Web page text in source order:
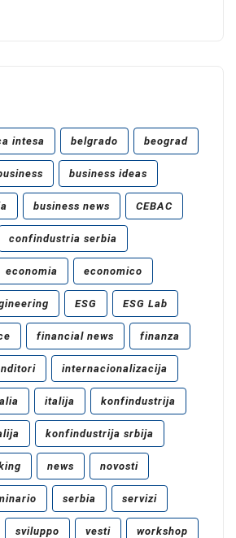
intesa belgrado beograd
business ideas
business news CEBAC
confindustria serbia
economia economico
ESG ESG Lab
financial news finanza
internacionalizacija
italija konfindustrija
konfindustrija srbija
news novosti
serbia servizi
sviluppo vesti workshop